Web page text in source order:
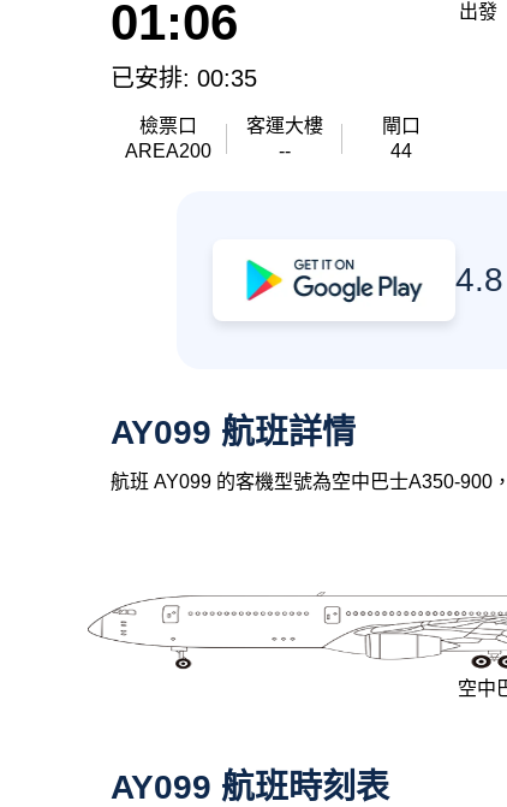
01:06
已安排: 00:35
檢票口
AREA200
客運大樓
--
閘口
44
出發
4.8
AY099 航班詳情
航班 AY099 的客機型號為空中巴士A350-900
空中
AY099 航班時刻表